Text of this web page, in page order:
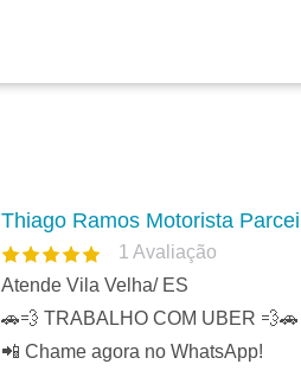
Thiago Ramos Motorista
1 Avaliação
Atende Vila Velha/ ES
🚗💨 TRABALHO COM UBER
📲 Chame agora no WhatsApp!